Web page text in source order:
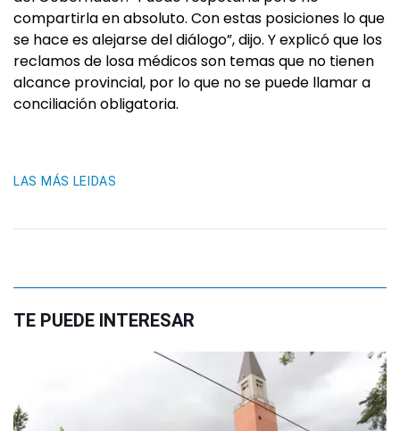
compartirla en absoluto. Con estas posiciones lo que
se hace es alejarse del diálogo”, dijo. Y explicó que los
reclamos de losa médicos son temas que no tienen
alcance provincial, por lo que no se puede llamar a
conciliación obligatoria.
LAS MÁS LEIDAS
TE PUEDE INTERESAR